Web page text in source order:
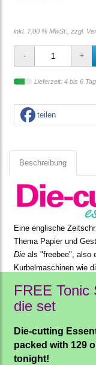
inkl. 7,00 % MwSt., zzgl.
Lieferzeit: 4 bis 6
teilen
Beschreibung
Eine englische
Thema Papier und
Die als "freebee", also
Kurbelmaschinen wie
FREE Tonic
die set
Die-cutting
packed with 129
tonight!